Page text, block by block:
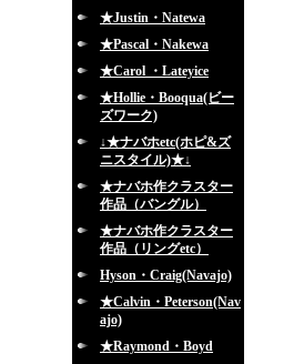
★Justin・Natewa
★Pascal・Nakewa
★Carol ・Lateyice
★Hollie・Booqua(ビー
ズワーク)
↓★ナバホetc(ホピ&ズ
ニスタイル)★↓
★ナバホ作クラスター
作品（バングル）
★ナバホ作クラスター
作品（リングetc）
Hyson・Craig(Navajo)
★Calvin・Peterson(Nav
ajo)
★Raymond・Boyd